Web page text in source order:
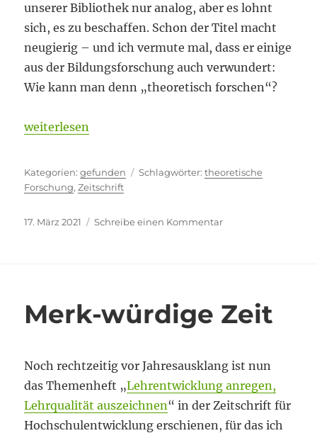
unserer Bibliothek nur analog, aber es lohnt
sich, es zu beschaffen. Schon der Titel macht
neugierig – und ich vermute mal, dass er einige
aus der Bildungsforschung auch verwundert:
Wie kann man denn „theoretisch forschen“?
„Das Neue finden“
weiterlesen
Kategorien
gefunden Schlagwörter
theoretische
Forschung,Zeitschrift
Veröffentlicht
17. März 2021 Schreibe einen Kommentarzu
Merk-würdige Zeit
Noch rechtzeitig vor Jahresausklang ist nun
das Themenheft „Lehrentwicklung anregen,
Lehrqualität auszeichnen“ in der Zeitschrift für
Hochschulentwicklung erschienen, für das ich